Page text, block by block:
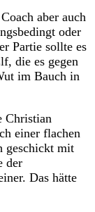
aber auch
oder
Partie sollte es
die es gegen
im Bauch in
Christian
einer flachen
geschickt mit
der
Das hätte